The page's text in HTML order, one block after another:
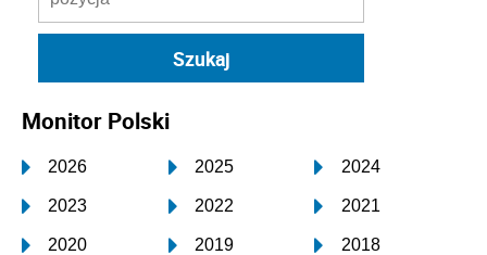
Monitor Polski
2026 2025 2024
2023 2022 2021
2020 2019 2018